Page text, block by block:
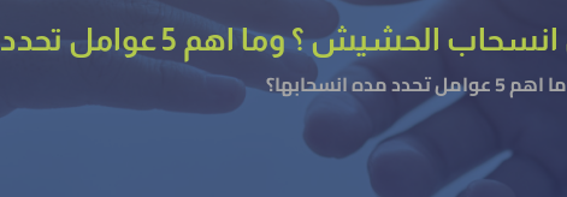
؟ وما اهم 5 عوامل تحدد مده انسحابها؟